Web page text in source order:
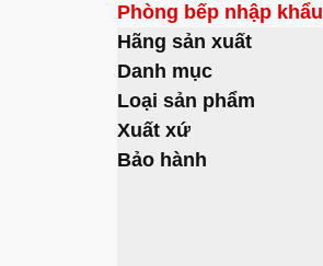
Phòng bếp nhập khẩu
Hãng sản xuất
Danh mục
Loại sản phẩm
Xuất xứ
Bảo hành